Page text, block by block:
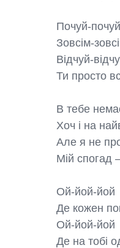
Почуй-
Зовсім-
Відчуй-
Ти просто
В тебе
Хоч і на
Але я не
Мій спогад
Ой-йой-йой
Де кожен
Ой-йой-йой
Де на тобі